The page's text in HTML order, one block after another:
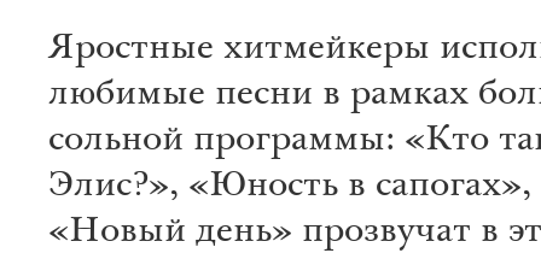
Яростные хитмейкеры
любимые песни в рамках
сольной программы: «Кто
Элис?», «Юность в сапогах»,
«Новый день» прозвучат в